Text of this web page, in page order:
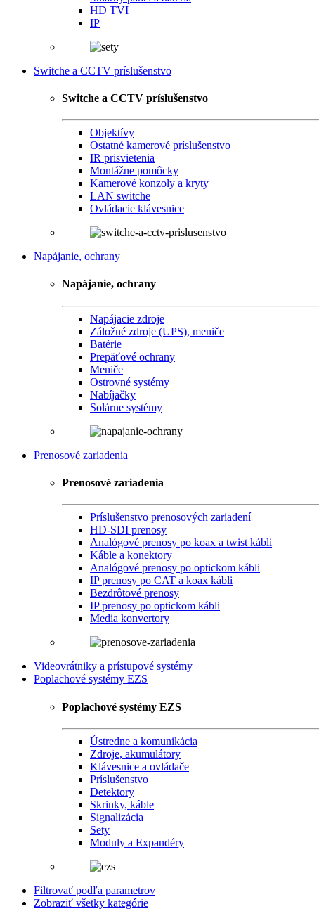
HD TVI
IP
Switche a CCTV príslušenstvo
Switche a CCTV príslušenstvo
Objektívy
Ostatné kamerové príslušenstvo
IR prisvietenia
Montážne pomôcky
Kamerové konzoly a kryty
LAN switche
Ovládacie klávesnice
Napájanie, ochrany
Napájanie, ochrany
Napájacie zdroje
Záložné zdroje (UPS), meniče
Batérie
Prepäťové ochrany
Meniče
Ostrovné systémy
Nabíjačky
Solárne systémy
Prenosové zariadenia
Prenosové zariadenia
Príslušenstvo prenosových zariadení
HD-SDI prenosy
Analógové prenosy po koax a twist kábli
Káble a konektory
Analógové prenosy po optickom kábli
IP prenosy po CAT a koax kábli
Bezdrôtové prenosy
IP prenosy po optickom kábli
Media konvertory
Videovrátniky a prístupové systémy
Poplachové systémy EZS
Poplachové systémy EZS
Ústredne a komunikácia
Zdroje, akumulátory
Klávesnice a ovládače
Príslušenstvo
Detektory
Skrinky, káble
Signalizácia
Sety
Moduly a Expandéry
Filtrovať podľa parametrov
Zobraziť všetky kategórie